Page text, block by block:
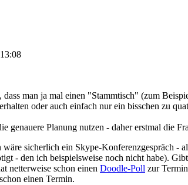
man ja mal einen "Stammtisch" (zum
oder auch einfach nur ein bisschen zu
genauere Planung nutzen - daher erstmal die
wäre sicherlich ein Skype-Konferenzgespräch -
- den ich beispielsweise noch nicht habe).
netterweise schon einen Doodle-Poll zur
einen Termin.